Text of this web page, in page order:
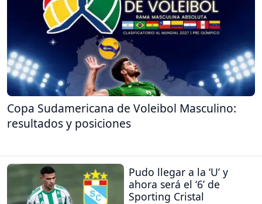
Copa Sudamericana de Voleibol Masculino:
resultados y posiciones
Pudo llegar a la ‘U’ y
ahora será el ‘6’ de
Sporting Cristal